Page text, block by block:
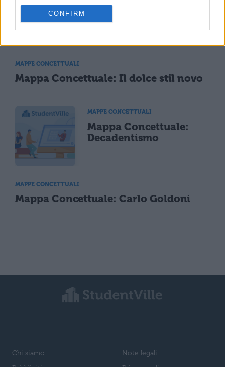
CONFIRM
MAPPE CONCETTUALI
Le idee dell'Illuminismo: mappa
concettuale
MAPPE CONCETTUALI
Mappa Concettuale: Il dolce stil novo
MAPPE CONCETTUALI
Mappa Concettuale:
Decadentismo
MAPPE CONCETTUALI
Mappa Concettuale: Carlo Goldoni
Chi siamo
Note legali